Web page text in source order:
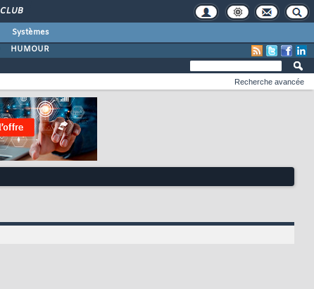
CLUB
Systèmes
HUMOUR
Recherche avancée